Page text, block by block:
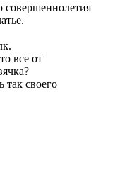
совершеннолетия
все от
так своего